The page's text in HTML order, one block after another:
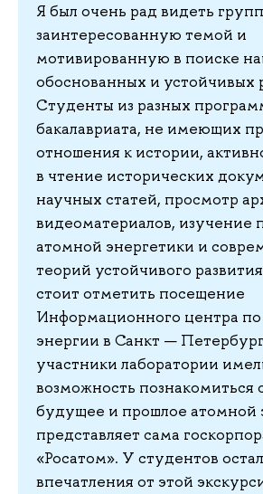
Я был очень рад видеть
заинтересованную темой и
мотивированную в поиске
обоснованных и устойчивых
Студенты из разных
бакалавриата, не имеющих
отношения к истории,
в чтение исторических
научных статей, просмотр
видеоматериалов, изучение
атомной энергетики и
теорий устойчивого
стоит отметить посещение
Информационного центра
энергии в Санкт —
участники лаборатории
возможность познакомиться
будущее и прошлое атомной
представляет сама
«Росатом». У студентов
впечатления от этой